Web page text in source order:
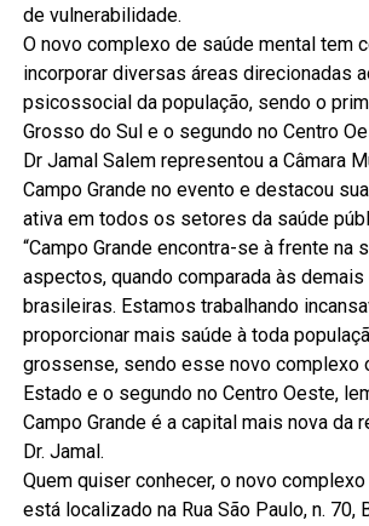
de vulnerabilidade.
O novo complexo de saúde mental tem
incorporar diversas áreas direcionadas
psicossocial da população, sendo o
Grosso do Sul e o segundo no Centro
Dr Jamal Salem representou a Câmara
Campo Grande no evento e destacou
ativa em todos os setores da saúde
“Campo Grande encontra-se à frente na
aspectos, quando comparada às
brasileiras. Estamos trabalhando
proporcionar mais saúde à toda
grossense, sendo esse novo complexo
Estado e o segundo no Centro Oeste,
Campo Grande é a capital mais nova da
Dr. Jamal.
Quem quiser conhecer, o novo
está localizado na Rua São Paulo, n. 70,